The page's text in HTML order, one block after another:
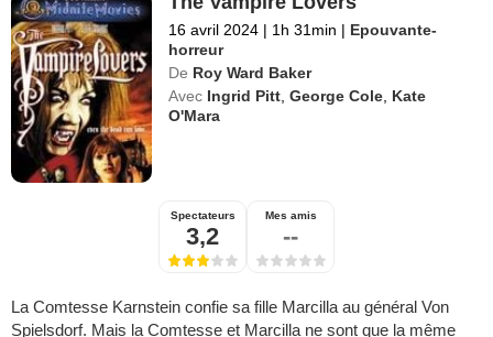
16 avril 2024 | 1h 31min | Epouvante-
horreur
De Roy Ward Baker
Avec Ingrid Pitt ,George Cole Kate
O'Mara
Spectateurs
3,2
Mes amis
--
La Comtesse Karnstein confie sa fille Marcilla au général Von
Spielsdorf. Mais la Comtesse et Marcilla ne sont que la même